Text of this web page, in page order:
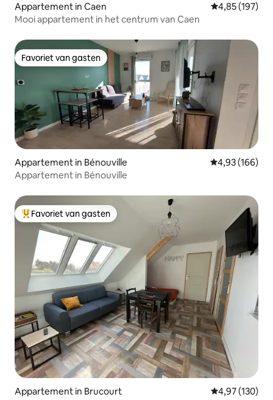
Appartement in Caen Gemiddelde
4,85 (197)
Mooi appartement in het centrum van Caen
Favoriet van gasten
Favoriet van gasten
Appartement in Bénouville Gemiddelde
4,93 (166)
Appartement in Bénouville
Topfavoriet van gasten
Favoriet van gasten
Appartement in Brucourt Gemiddelde
4,97 (130)